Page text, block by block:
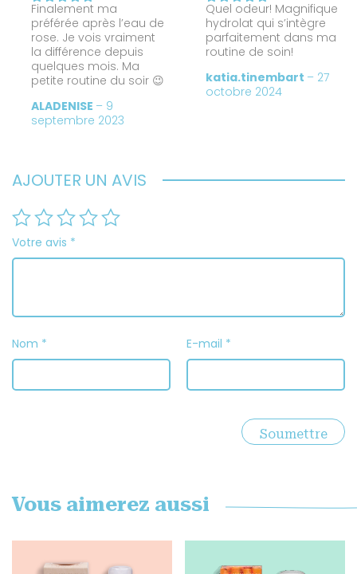
Note5
sur 5
ALADENISE – 9
septembre 2023
Finalement ma
préférée après l’eau de
rose. Je vois vraiment
la différence depuis
quelques mois. Ma
petite routine du soir 😉
Note5
sur 5
katia.tinembart – 27
octobre 2024
Quel odeur! Magnifique
hydrolat qui s’intègre
parfaitement dans ma
routine de soin!
AJOUTER UN AVIS
Votre avis *
Nom * E-mail *
Vous aimerez aussi